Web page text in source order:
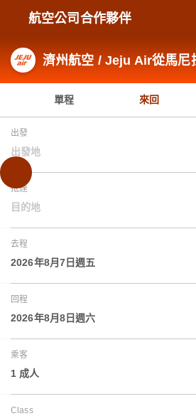
航空公司合作夥伴
濟州航空 / Jeju Air從馬尼
單程 來回
出發
出發地
抵達
目的地
去程
2026年8月7日週五
回程
2026年8月8日週六
乘客
1 成人
Class